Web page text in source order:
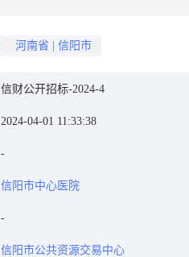
河南省 信阳市
信财公开招标-2024-4
2024-04-01 11:33:38
信阳市中心医院
信阳市公共资源交易中心